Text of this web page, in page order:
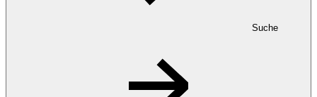
Suche